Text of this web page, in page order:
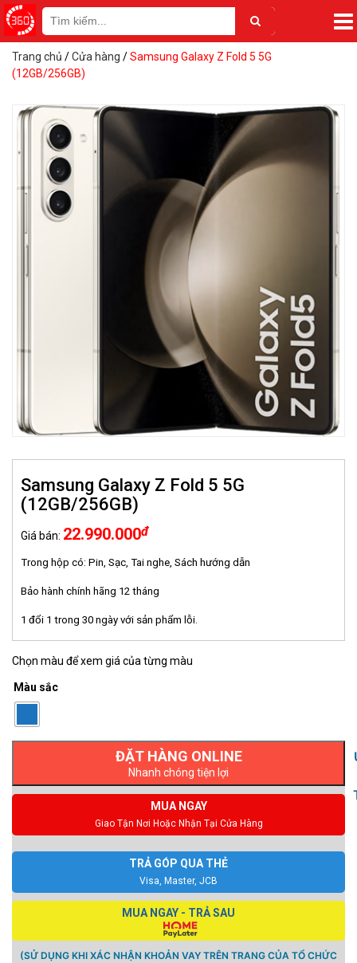
Trang chủ /Cửa hàng /Samsung Galaxy Z Fold 5 5G
(12GB/256GB)
Samsung Galaxy Z Fold 5 5G
(12GB/256GB)
Giá bán: 22.990.000đ
Trong hộp có: Pin, Sạc, Tai nghe, Sách hướng dẫn
Bảo hành chính hãng 12 tháng
1 đổi 1 trong 30 ngày với sản phẩm lỗi.
Chọn màu để xem giá của từng màu
Màu sắc
Nhanh chóng tiện lợi
MUA NGAY
Giao Tận Nơi Hoặc Nhận Tại Cửa Hàng
TRẢ GÓP QUA THẺ
Visa, Master, JCB
MUA NGAY - TRẢ SAU
(SỬ DỤNG KHI XÁC NHẬN KHOẢN VAY TRÊN TRANG CỦA TỔ CHỨC